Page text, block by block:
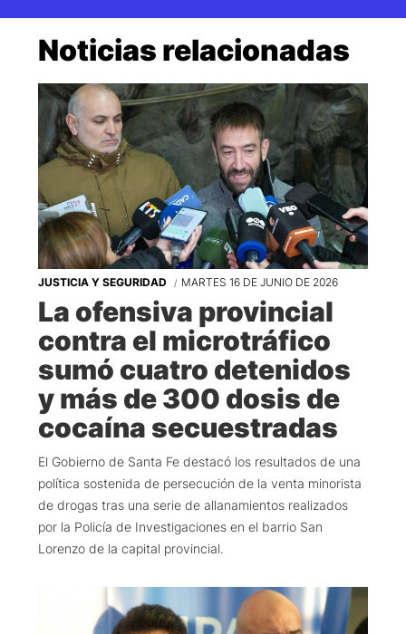
Noticias relacionadas
JUSTICIA Y SEGURIDAD MARTES 16 DE JUNIO DE 2026
La ofensiva provincial
contra el microtráfico
sumó cuatro detenidos
y más de 300 dosis de
cocaína secuestradas
El Gobierno de Santa Fe destacó los resultados de una
política sostenida de persecución de la venta minorista
de drogas tras una serie de allanamientos realizados
por la Policía de Investigaciones en el barrio San
Lorenzo de la capital provincial.